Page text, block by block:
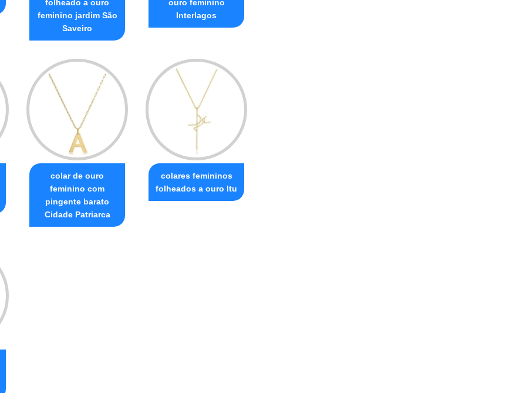
folheado a ouro
feminino jardim São
Saveiro
ouro feminino
Interlagos
colar de ouro
feminino com
pingente barato
Cidade Patriarca
colares femininos
folheados a ouro Itu